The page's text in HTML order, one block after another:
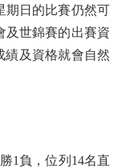
期日的比賽仍然可
及世錦賽的出賽資
績及資格就會自然
負，位列14名直